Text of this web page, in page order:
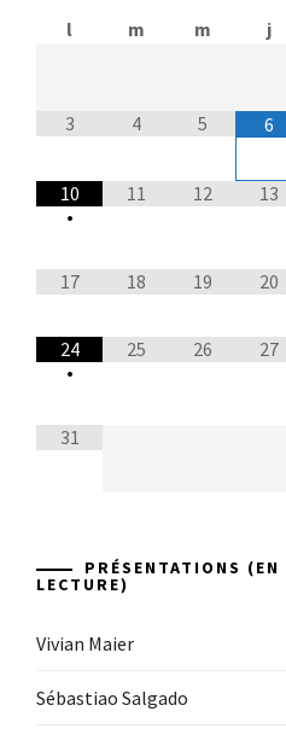
l m m j
3 4 5 6
10
•
11 12 13
17 18 19 20
24
•
25 26 27
31
PRÉSENTATIONS (EN
LECTURE)
Vivian Maier
Sébastiao Salgado